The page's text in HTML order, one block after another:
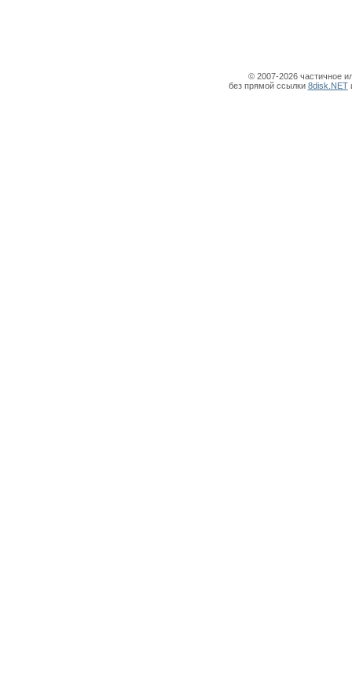
© 2007-2026 частичное
без прямой ссылки 8disk.NET